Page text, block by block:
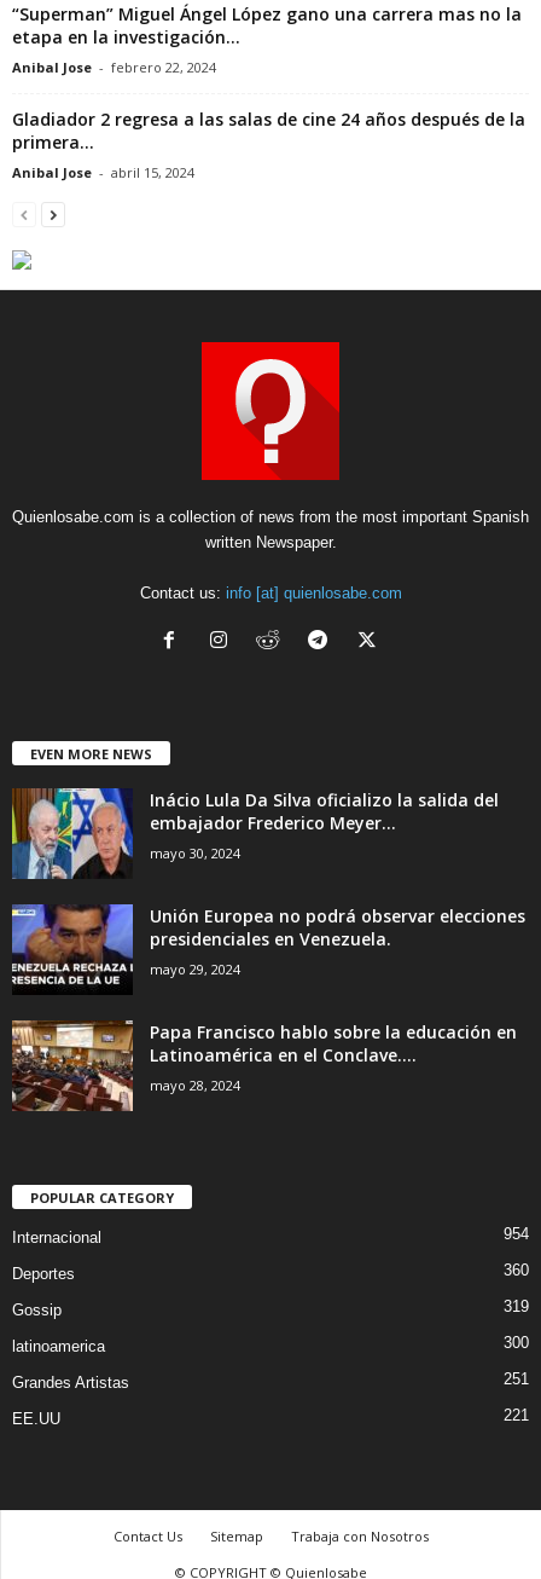
“Superman” Miguel Ángel López gano una carrera mas no la
etapa en la investigación...
Anibal Jose - febrero 22, 2024
Gladiador 2 regresa a las salas de cine 24 años después de la
primera...
Anibal Jose - abril 15, 2024
Quienlosabe.com is a collection of news from the most important Spanish
written Newspaper.
Contact us: info [at] quienlosabe.com
EVEN MORE NEWS
Inácio Lula Da Silva oficializo la salida del
embajador Frederico Meyer...
mayo 30, 2024
Unión Europea no podrá observar elecciones
presidenciales en Venezuela.
mayo 29, 2024
Papa Francisco hablo sobre la educación en
Latinoamérica en el Conclave....
mayo 28, 2024
POPULAR CATEGORY
Internacional 954
Deportes 360
Gossip 319
latinoamerica 300
Grandes Artistas 251
EE.UU 221
Contact Us Sitemap
Trabaja con Nosotros
© COPYRIGHT © Quienlosabe